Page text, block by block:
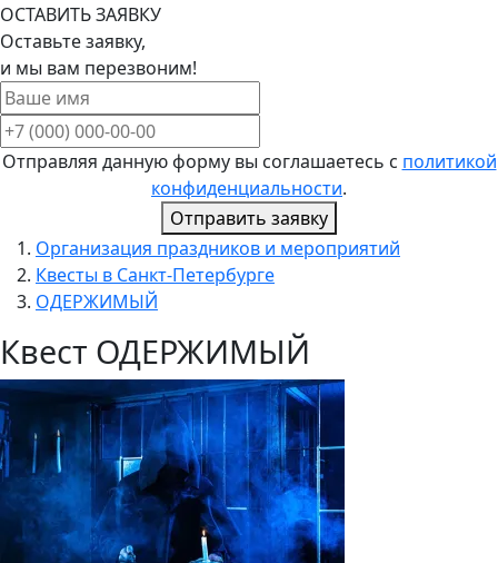
ОСТАВИТЬ ЗАЯВКУ
Оставьте заявку,
и мы вам перезвоним!
Отправляя данную форму вы соглашаетесь с политикой
конфиденциальности.
Отправить заявку
Организация праздников и мероприятий
Квесты в Санкт-Петербурге
ОДЕРЖИМЫЙ
Квест ОДЕРЖИМЫЙ